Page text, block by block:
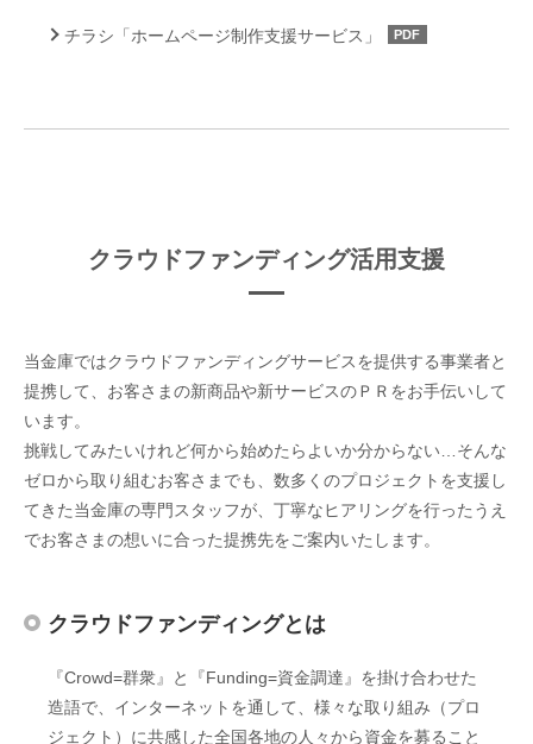
チラシ「ホームページ制作支援サービス」 PDF
クラウドファンディング活用支援
当金庫ではクラウドファンディングサービスを提供する事業者と
提携して、お客さまの新商品や新サービスのＰＲをお手伝いして
います。
挑戦してみたいけれど何から始めたらよいか分からない…そんな
ゼロから取り組むお客さまでも、数多くのプロジェクトを支援し
てきた当金庫の専門スタッフが、丁寧なヒアリングを行ったうえ
でお客さまの想いに合った提携先をご案内いたします。
クラウドファンディングとは
『Crowd=群衆』と『Funding=資金調達』を掛け合わせた
造語で、インターネットを通して、様々な取り組み（プロ
ジェクト）に共感した全国各地の人々から資金を募ること